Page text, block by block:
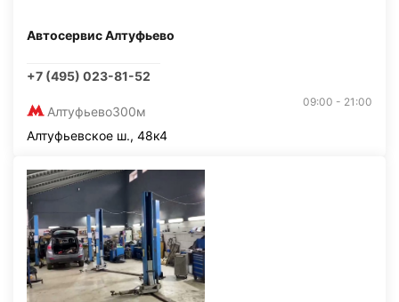
Автосервис Алтуфьево
+7 (495) 023-81-52
Алтуфьево300м
09:00 - 21:00
Алтуфьевское ш., 48к4